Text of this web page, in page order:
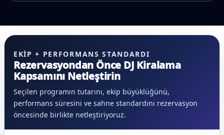
EKIP + PERFORMANS STANDARDI
Rezervasyondan Önce DJ Kiralama
Kapsamını Netleştirin
Seçilen programın tutarını, ekip büyüklüğünü,
performans süresini ve sahne standardını rezervasyon
öncesinde birlikte netleştiriyoruz.